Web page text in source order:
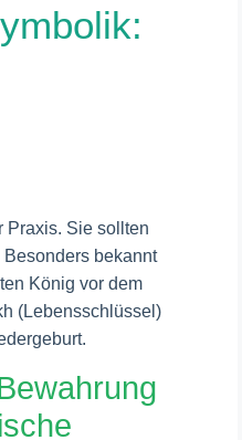
Praxis. Sie sollten
bekannt
König vor dem
(Lebensschlüssel)